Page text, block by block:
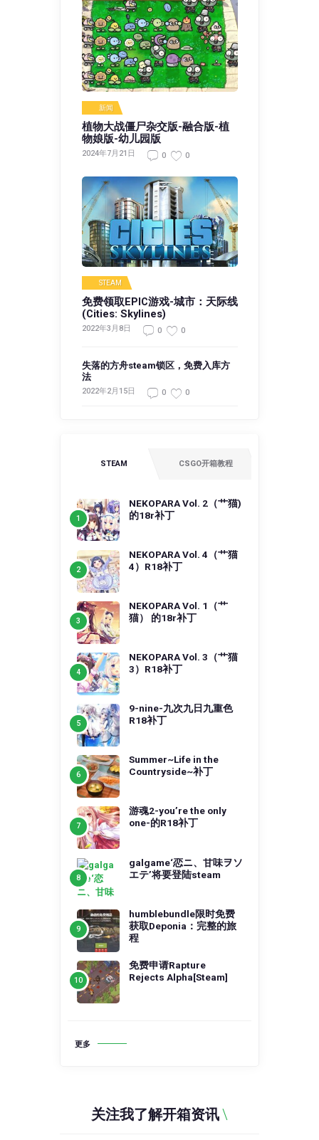
新闻
植物大战僵尸杂交版-融合版-植
物娘版-幼儿园版
2024年7月21日 0 0
STEAM
免费领取EPIC游戏-城市：天际线
(Cities: Skylines)
2022年3月8日 0 0
失落的方舟steam锁区，免费入库方
法
2022年2月15日 0 0
STEAM CSGO开箱教程
NEKOPARA Vol. 2（艹猫)
的18r补丁
NEKOPARA Vol. 4（艹猫
4）R18补丁
NEKOPARA Vol. 1（艹
猫） 的18r补丁
NEKOPARA Vol. 3（艹猫
3）R18补丁
9-nine-九次九日九重色
R18补丁
Summer~Life in the
Countryside~补丁
游魂2-you’re the only
one-的R18补丁
galgame‘恋ニ、甘味ヲソ
エテ’将要登陆steam
humblebundle限时免费
获取Deponia：完整的旅
程
免费申请Rapture
Rejects Alpha[Steam]
更多
关注我了解开箱资讯